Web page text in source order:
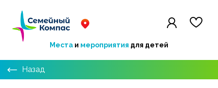
Места и мероприятия для детей
Назад